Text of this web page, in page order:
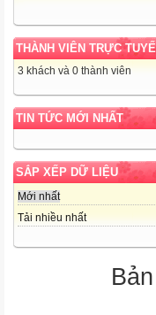
THÀNH VIÊN TRỰC
3 khách và 0 thành viên
TIN TỨC MỚI NHẤT
SẮP XẾP DỮ LIỆU
Mới nhất
Tải nhiều nhất